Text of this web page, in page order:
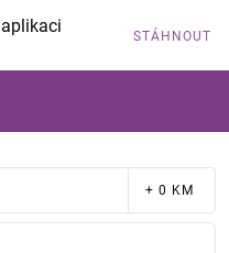
STÁHNOUT
+ 0 KM